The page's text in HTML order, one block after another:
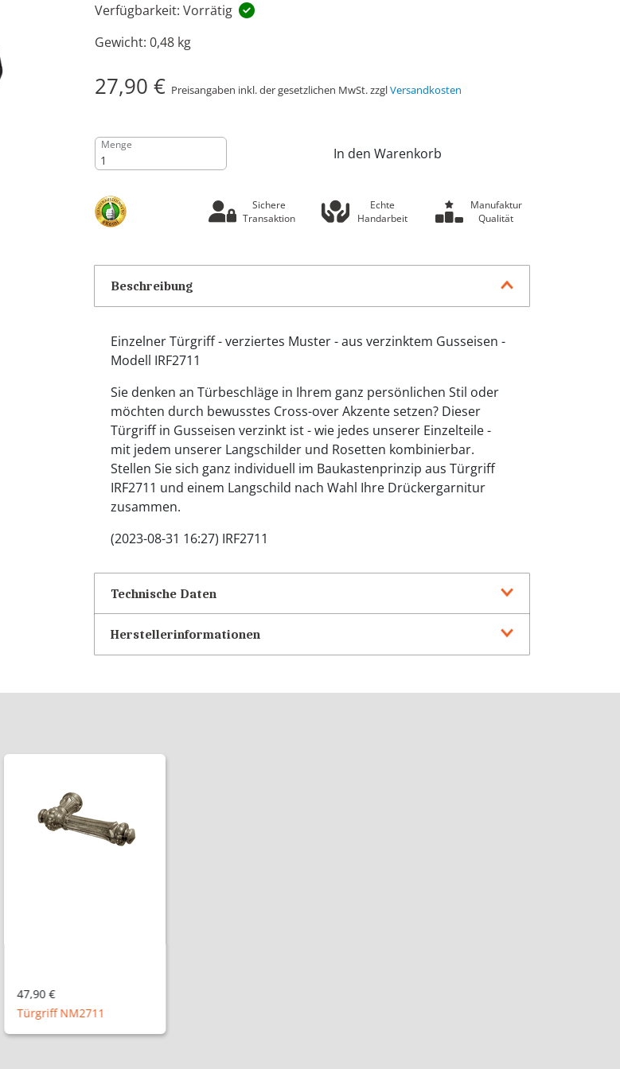
Verfügbarkeit: Vorrätig
Gewicht: 0,48 kg
27,90 € Preisangaben inkl. der gesetzlichen MwSt. zzglVersandkosten
Menge
In den Warenkorb
Sichere
Transaktion
Echte
Handarbeit
Manufaktur
Qualität
Beschreibung
Einzelner Türgriff - verziertes Muster - aus verzinktem Gusseisen -
Modell IRF2711
Sie denken an Türbeschläge in Ihrem ganz persönlichen Stil oder
möchten durch bewusstes Cross-over Akzente setzen? Dieser
Türgriff in Gusseisen verzinkt ist - wie jedes unserer Einzelteile -
mit jedem unserer Langschilder und Rosetten kombinierbar.
Stellen Sie sich ganz individuell im Baukastenprinzip aus Türgriff
IRF2711 und einem Langschild nach Wahl Ihre Drückergarnitur
zusammen.
(2023-08-31 16:27) IRF2711
Technische Daten
Herstellerinformationen
47,90 €
Türgriff NM2711